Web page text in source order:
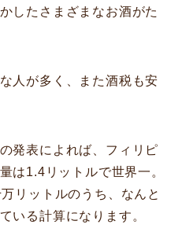
したさまざまなお酒がた
人が多く、また酒税も安
発表によれば、フィリピ
は1.4リットルで世界一。
リットルのうち、なんと
いる計算になります。